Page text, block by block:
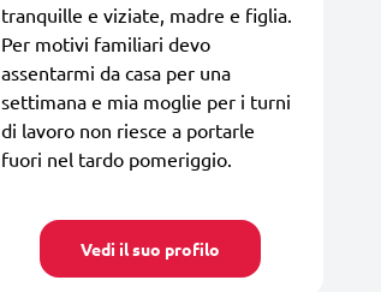
tranquille e viziate, madre e figlia.
Per motivi familiari devo
assentarmi da casa per una
settimana e mia moglie per i turni
di lavoro non riesce a portarle
fuori nel tardo pomeriggio.
Vedi il suo profilo